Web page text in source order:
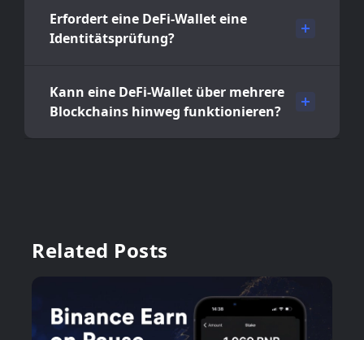
Erfordert eine DeFi-Wallet eine
Identitätsprüfung?
Kann eine DeFi-Wallet über mehrere
Blockchains hinweg funktionieren?
Related Posts